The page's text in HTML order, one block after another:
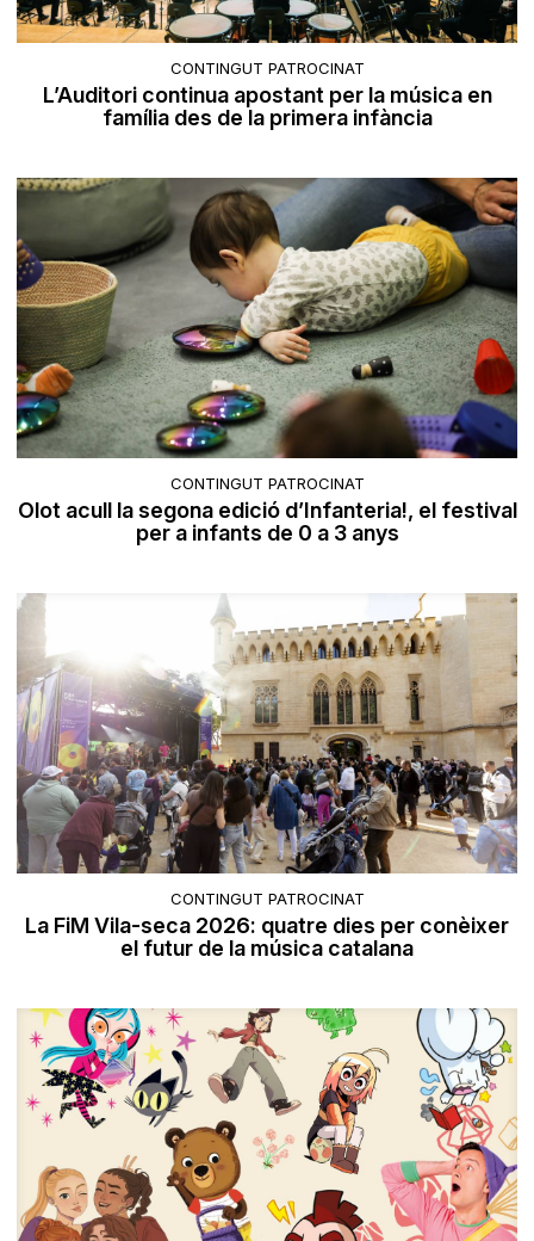
CONTINGUT PATROCINAT
L’Auditori continua apostant per la música en
família des de la primera infància
CONTINGUT PATROCINAT
Olot acull la segona edició d’Infanteria!, el festival
per a infants de 0 a 3 anys
CONTINGUT PATROCINAT
La FiM Vila-seca 2026: quatre dies per conèixer
el futur de la música catalana